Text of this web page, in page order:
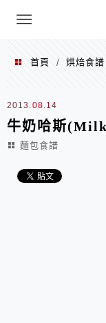
menu
首頁 / 烘焙食譜
2013.08.14
牛奶哈斯
麵包食譜